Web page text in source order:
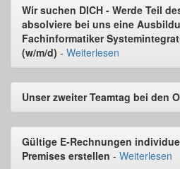
Wir suchen DICH - Werde Teil
absolviere bei uns eine
Fachinformatiker
(w/m/d) - Weiterlesen
Unser zweiter Teamtag bei den
Gültige E-Rechnungen
Premises erstellen - Weiterlesen